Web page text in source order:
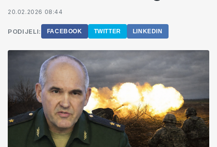
20.02.2026 08:44
PODIJELI: FACEBOOK TWITTER LINKEDIN